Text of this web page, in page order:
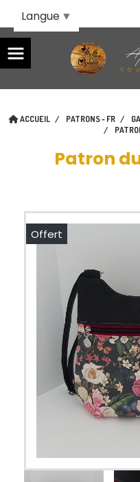
ACCUEIL PATRONS - FR
Patron
Offert
Langue ▼